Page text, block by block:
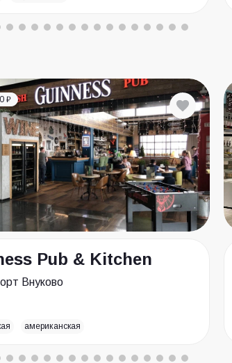
₽
Pub & Kitchen
Внуково
американская